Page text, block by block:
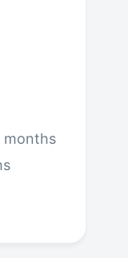
months